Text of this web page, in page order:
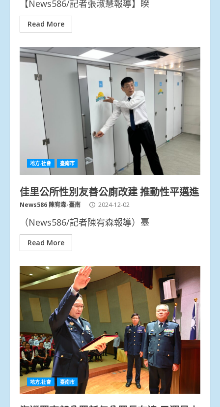
【News586/記者張淑慧報導】睽
Read More
地方.社會 臺南市
佳里公所性別友善公廁改建 推動性平邁進
News586 陳宥森-臺南 2024-12-02
（News586/記者陳宥森報導）臺
Read More
地方.社會 臺南市